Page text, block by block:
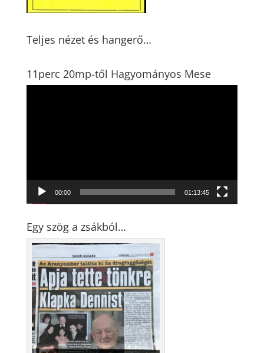
Teljes nézet és hangerő…
11perc 20mp-től Hagyományos Mese
00:00 01:13:45
Egy szög a zsákból…